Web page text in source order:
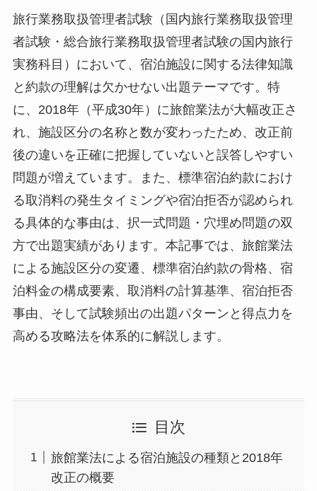
旅行業務取扱管理者試験（国内旅行業務取扱管理
者試験・総合旅行業務取扱管理者試験の国内旅行
実務科目）において、宿泊施設に関する法律知識
と約款の理解は欠かせない出題テーマです。特
に、2018年（平成30年）に旅館業法が大幅改正さ
れ、施設区分の名称と数が変わったため、改正前
後の違いを正確に把握していないと誤答しやすい
問題が増えています。また、標準宿泊約款におけ
る取消料の発生タイミングや宿泊拒否が認められ
る具体的な事由は、択一式問題・穴埋め問題の双
方で出題実績があります。本記事では、旅館業法
による施設区分の変遷、標準宿泊約款の骨格、宿
泊料金の構成要素、取消料の計算基準、宿泊拒否
事由、そして試験頻出の出題パターンと得点力を
高める攻略法を体系的に解説します。
目次
旅館業法による宿泊施設の種類と2018年
改正の概要